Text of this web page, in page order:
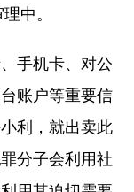
中。
手机卡、对公
账户等重要信
利，就出卖此
分子会利用社